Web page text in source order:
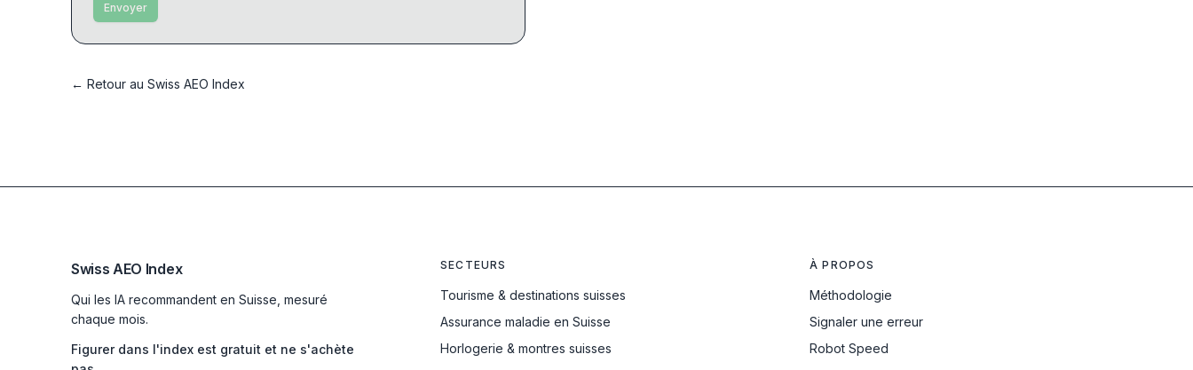
Envoyer
← Retour au Swiss AEO Index
Swiss AEO Index
Qui les IA recommandent en Suisse, mesuré
chaque mois.
Figurer dans l'index est gratuit et ne s'achète
SECTEURS
Tourisme & destinations suisses
Assurance maladie en Suisse
Horlogerie & montres suisses
À PROPOS
Méthodologie
Signaler une erreur
Robot Speed